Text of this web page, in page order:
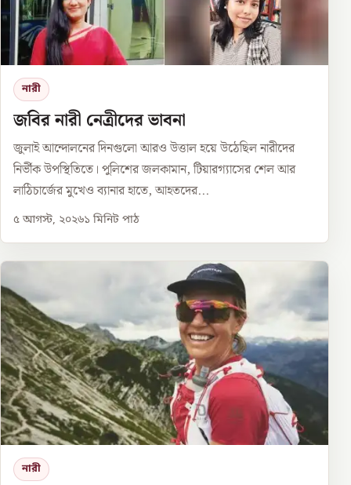
নারী
জবির নারী নেত্রীদের ভাবনা
জুলাই আন্দোলনের দিনগুলো আরও উত্তাল হয়ে উঠেছিল নারীদের
নির্ভীক উপস্থিতিতে। পুলিশের জলকামান, টিয়ারগ্যাসের শেল আর
লাঠিচার্জের মুখেও ব্যানার হাতে, আহতদের...
৫ আগস্ট, ২০২৬১ মিনিট পাঠ
নারী